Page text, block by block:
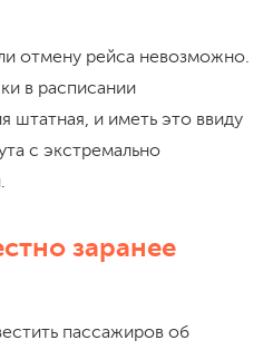
отмену рейса невозможно.
в расписании
штатная, и иметь это ввиду
с экстремально
заранее
пассажиров об